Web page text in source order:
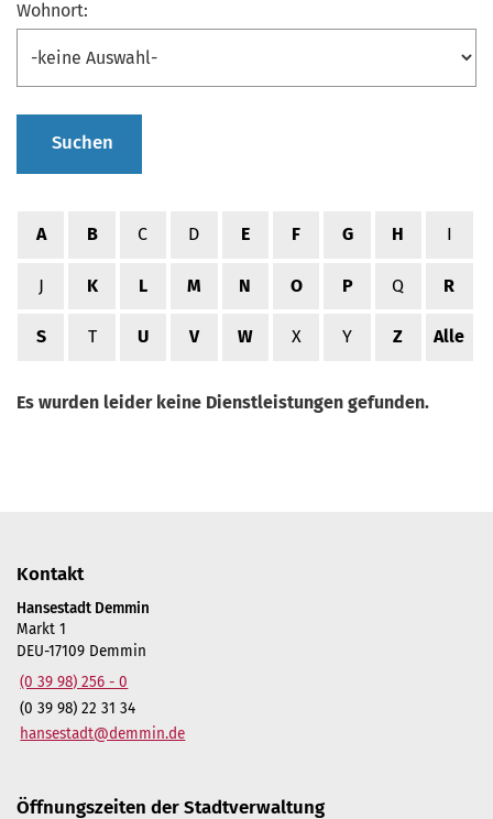
Wohnort:
Suchen
A B C D E F G H I
J K L M N O P Q R
S T U V W X Y Z Alle
Es wurden leider keine Dienstleistungen gefunden.
Kontakt
Hansestadt Demmin
Markt 1
DEU-17109 Demmin
(0 39 98) 256 - 0
(0 39 98) 22 31 34
hansestadt@demmin.de
Öffnungszeiten der Stadtverwaltung